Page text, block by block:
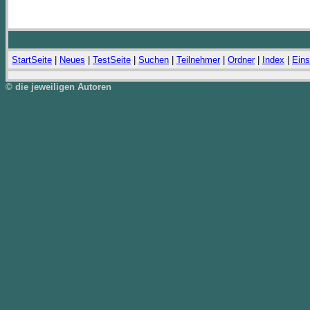
StartSeite Neues TestSeite Suchen Teilnehmer| Ordner| Index
© die jeweiligen Autoren